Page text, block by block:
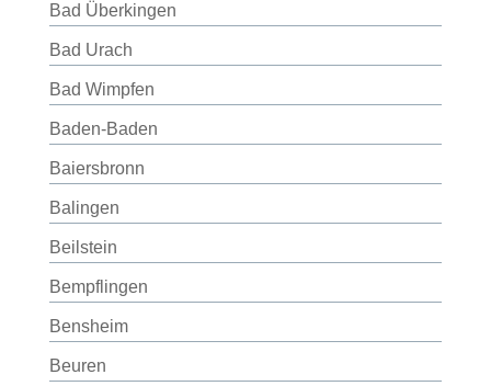
Bad Überkingen
Bad Urach
Bad Wimpfen
Baden-Baden
Baiersbronn
Balingen
Beilstein
Bempflingen
Bensheim
Beuren